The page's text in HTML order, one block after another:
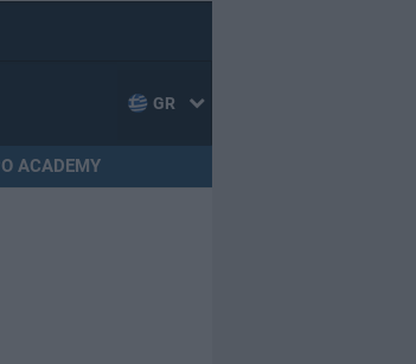
GR
ACADEMY